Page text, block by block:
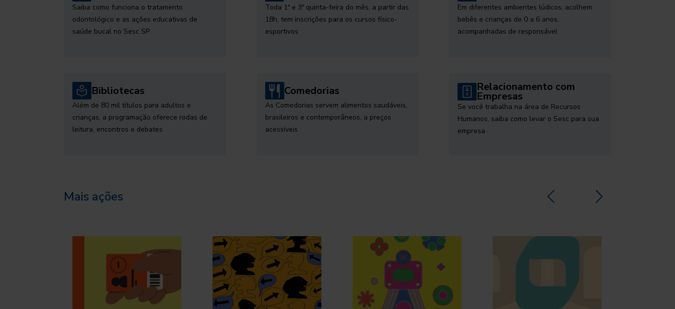
Saiba como funciona o tratamento
odontológico e as ações educativas de
saúde bucal no Sesc SP
Toda 1ª e 3ª quinta-feira do mês, a partir das
18h, tem inscrições para os cursos físico-
esportivos
Em diferentes ambientes lúdicos, acolhem
bebês e crianças de 0 a 6 anos,
acompanhadas de responsável
Bibliotecas
Além de 80 mil títulos para adultos e
crianças, a programação oferece rodas de
leitura, encontros e debates
Comedorias
As Comedorias servem alimentos saudáveis,
brasileiros e contemporâneos, a preços
acessíveis
Relacionamento com
Empresas
Se você trabalha na área de Recursos
Humanos, saiba como levar o Sesc para sua
empresa
Mais ações